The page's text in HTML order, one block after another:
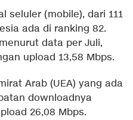
seluler (mobile), dari 111
ada di ranking 82.
data per Juli,
upload 13,58 Mbps.
Arab (UEA) yang ada
downloadnya
26,08 Mbps.